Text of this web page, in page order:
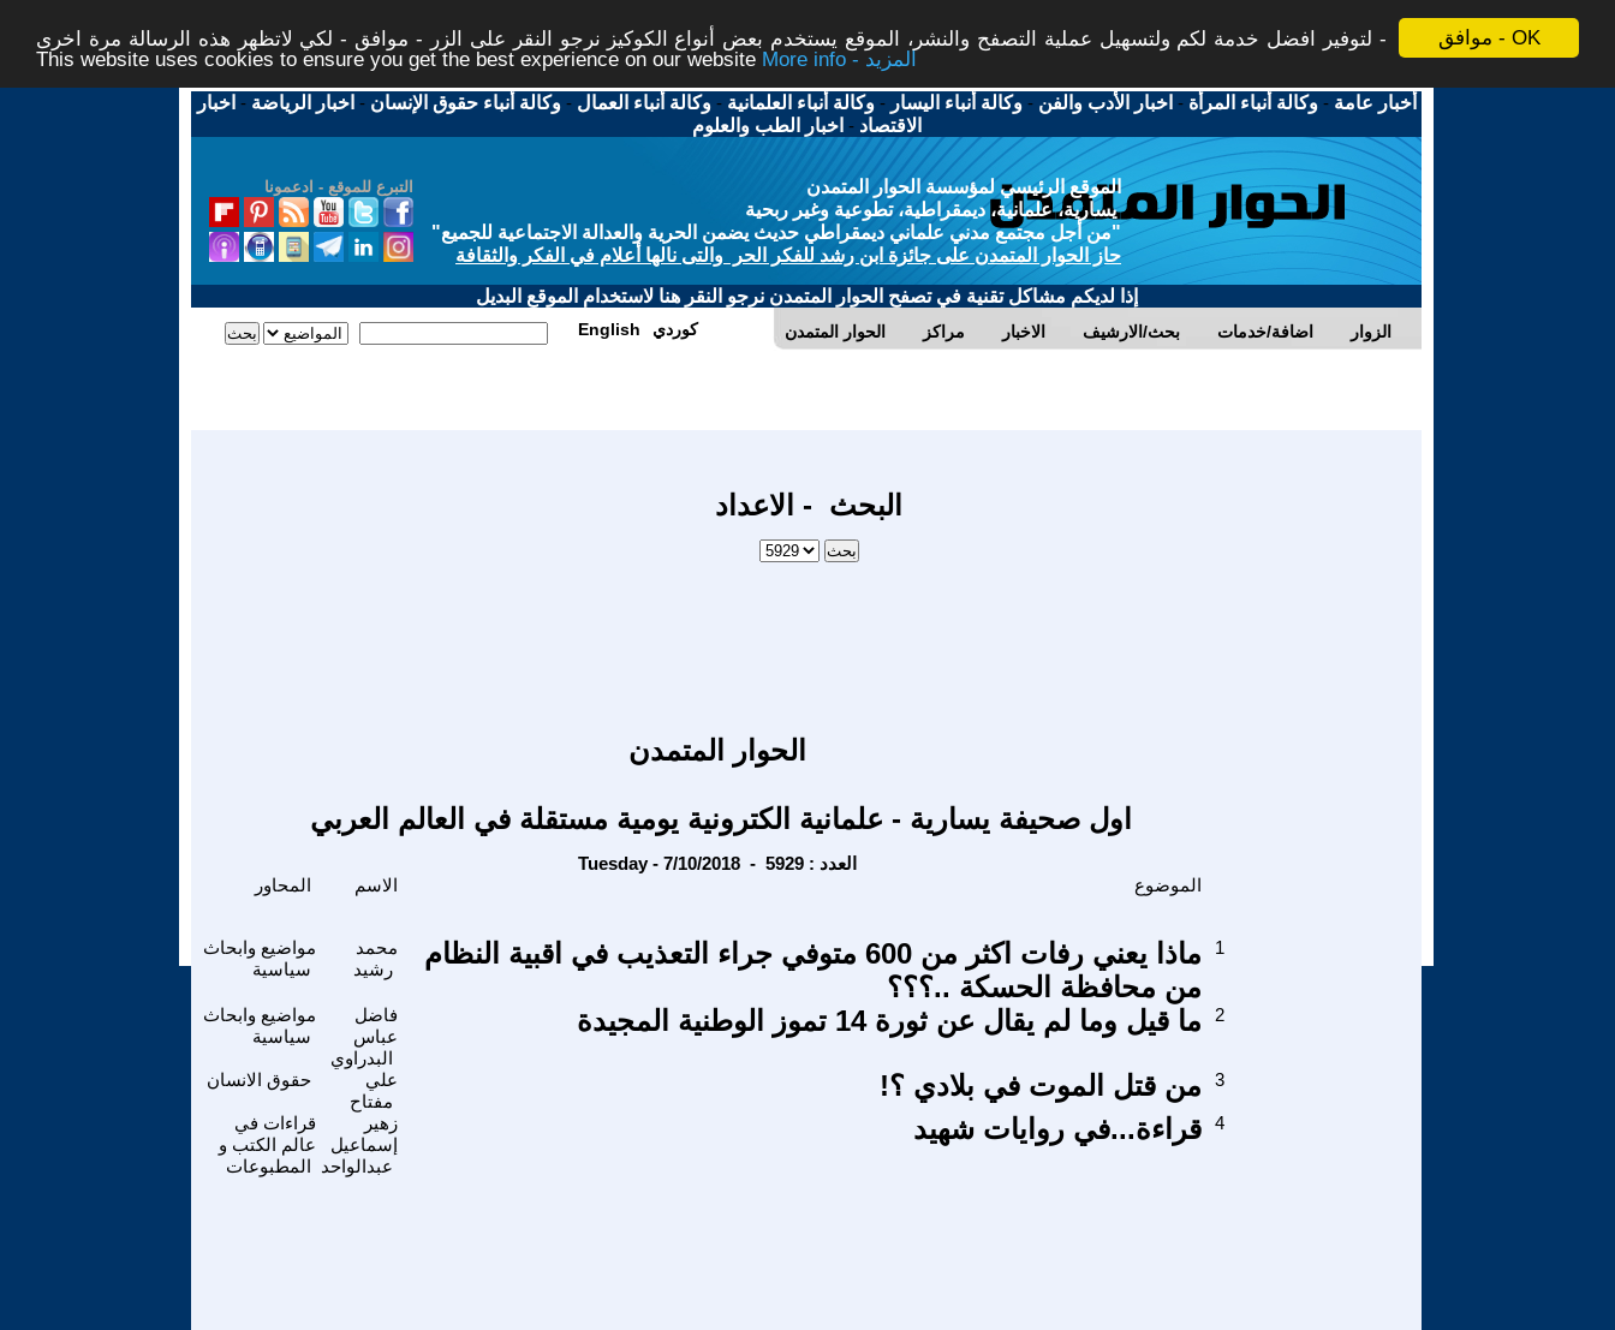
موافق - OK
لتوفير افضل خدمة لكم ولتسهيل عملية التصفح والنشر، الموقع يستخدم بعض أنواع الكوكيز نرجو النقر على الزر - موافق - لكي لاتظهر هذه الرسالة مرة اخرى -
This website uses cookies to ensure you get the best experience on our website
More info - المزيد
أخبار عامة -وكالة أنباء المرأة - اخبار الأدب والفن -وكالة أنباء اليسار -وكالة أنباء العلمانية -وكالة أنباء العمال -وكالة أنباء حقوق الإنسان - اخبار الرياضة - اخبار
الاقتصاد - اخبار الطب والعلوم
التبرع للموقع - ادعمونا
الموقع الرئيسي لمؤسسة الحوار المتمدن
يسارية، علمانية، ديمقراطية، تطوعية وغير ربحية
"من أجل مجتمع مدني علماني ديمقراطي حديث يضمن الحرية والعدالة الاجتماعية للجميع"
حاز الحوار المتمدن على جائزة ابن رشد للفكر الحر والتى نالها أعلام في الفكر والثقافة
إذا لديكم مشاكل تقنية في تصفح الحوار المتمدن نرجو النقر هنا لاستخدام الموقع البديل
الحوار المتمدن مراكز الاخبار بحث/الارشيف اضافة/خدمات الزوار English كوردي
البحث - الاعداد
الحوار المتمدن
اول صحيفة يسارية - علمانية الكترونية يومية مستقلة في العالم العربي
Tuesday - 7/10/2018 - العدد : 5929
الاسم الموضوع
مواضيع وابحاث
سياسية
محمد
رشيد
ماذا يعني رفات اكثر من 600 متوفي جراء التعذيب في اقبية النظام
من محافظة الحسكة ..؟؟؟
1
مواضيع وابحاث
سياسية
فاضل
عباس
البدراوي
ما قيل وما لم يقال عن ثورة 14 تموز الوطنية المجيدة 2
حقوق الانسان
علي
مفتاح
من قتل الموت في بلادي ؟! 3
قراءات في
عالم الكتب و
المطبوعات
زهير
إسماعيل
عبدالواحد
قراءة...في روايات شهيد 4